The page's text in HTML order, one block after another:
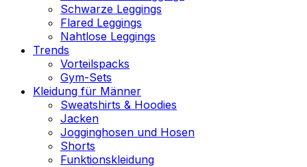
Schwarze Leggings
Flared Leggings
Nahtlose Leggings
Trends
Vorteilspacks
Gym-Sets
Kleidung für Männer
Sweatshirts & Hoodies
Jacken
Jogginghosen und Hosen
Shorts
Funktionskleidung